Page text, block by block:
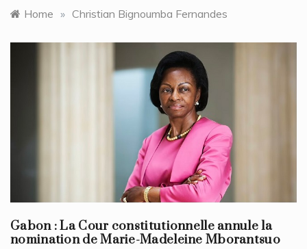
Home » Christian Bignoumba Fernandes
Gabon : La Cour constitutionnelle annule la
nomination de Marie-Madeleine Mborantsuo